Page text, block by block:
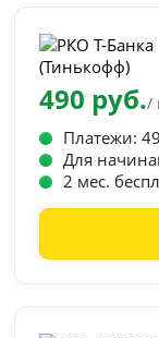
490 руб./
Платежи:
Для
2 мес.